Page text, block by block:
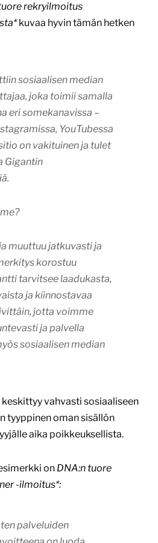
rekryilmoitus
kuvaa hyvin tämän hetken
sosiaalisen median
joka toimii samalla
eri somekanavissa –
YouTubessa
on vakituinen ja tulet
Gigantin
muuttuu jatkuvasti ja
korostuu
tarvitsee laadukasta,
ja kiinnostavaa
jotta voimme
ja palvella
sosiaalisen median
vahvasti sosiaaliseen
tyyppinen oman sisällön
aika poikkeuksellista.
on DNA:n tuore
-ilmoitus*:
palveluiden